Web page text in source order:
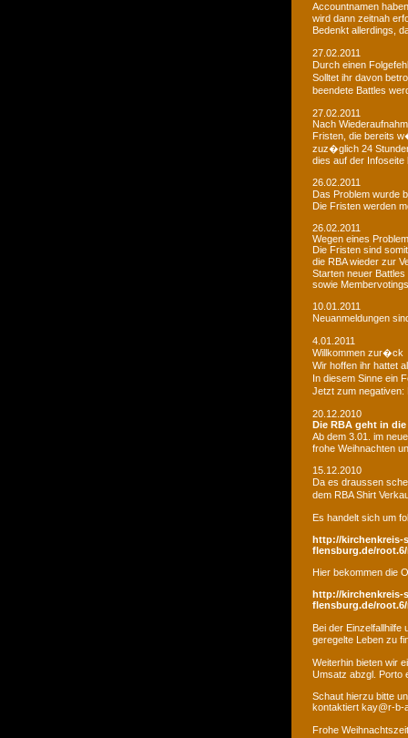
Accountnamen
wird dann zeitnah
Bedenkt allerdings,
27.02.2011
Durch einen
Solltet ihr davon
beendete Battles
27.02.2011
Nach
Fristen, die bereits
zuz�glich 24
dies auf der
26.02.2011
Das Problem wurde
Die Fristen werden
26.02.2011
Wegen eines
Die Fristen sind
die RBA wieder zur
Starten neuer Battles
sowie
10.01.2011
Neuanmeldungen
4.01.2011
Willkommen zur�ck
Wir hoffen ihr hattet
In diesem Sinne ein
Jetzt zum negativen:
20.12.2010
Die RBA geht in
Ab dem 3.01. im
frohe Weihnachten
15.12.2010
Da es draussen
dem RBA Shirt
Es handelt sich um
http://kirchenkreis-
flensburg.de/
Hier bekommen die
http://kirchenkreis-
flensburg.de/
Bei der
geregelte Leben zu
Weiterhin bieten wir
Umsatz abzgl. Porto
Schaut hierzu bitte
kontaktiert kay@r-b-
Frohe